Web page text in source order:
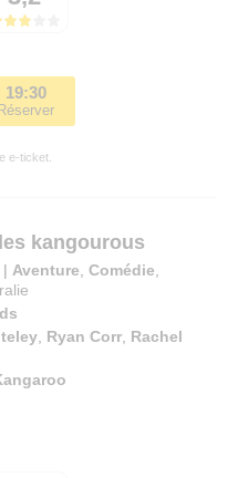
19:30
Réserver
e-ticket.
kangourous
| Aventure ,Comédie
Ryan Corr Rachel